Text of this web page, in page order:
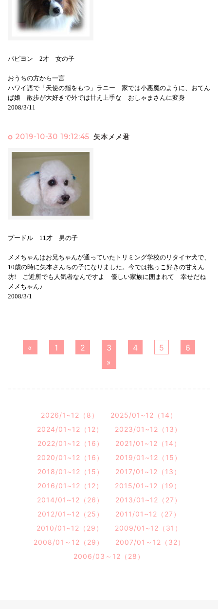
パピヨン 2才 女の子
おうちの方から一言
ハワイ語で「天使の指をもつ」ラニー 家では小悪魔のように、おてん
ば娘 散歩が大好きで外では甘え上手な おしゃまさんに変身
2008/3/11
2019-10-30 19:12:45 矢本メメ君
プードル 11才 男の子
メメちゃんはお兄ちゃんが通っていたトリミング学校のリタイヤ犬で、
10歳の時に矢本さんちの子になりました。今では抱っこ好きの甘えん
坊! ご近所でも人気者なんですよ 優しい家族に囲まれて 幸せだね
メメちゃん♪
2008/3/1
« 1 2 3 4 5
6
»
2026/1~12（8）
2025/01~12（14）
2024/01~12（12）
2023/01~12（13）
2022/01~12（16）
2021/01~12（14）
2020/01~12（16）
2019/01~12（15）
2018/01~12（15）
2017/01~12（13）
2016/01~12（12）
2015/01~12（19）
2014/01~12（26）
2013/01~12（27）
2012/01~12（25）
2011/01~12（27）
2010/01~12（29）
2009/01~12（31）
2008/01～12（29）
2007/01～12（32）
2006/03～12（28）